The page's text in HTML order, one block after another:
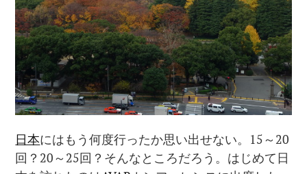
日本にはもう何度行ったか思い出せない。15～20
回？20～25回？そんなところだろう。はじめて日